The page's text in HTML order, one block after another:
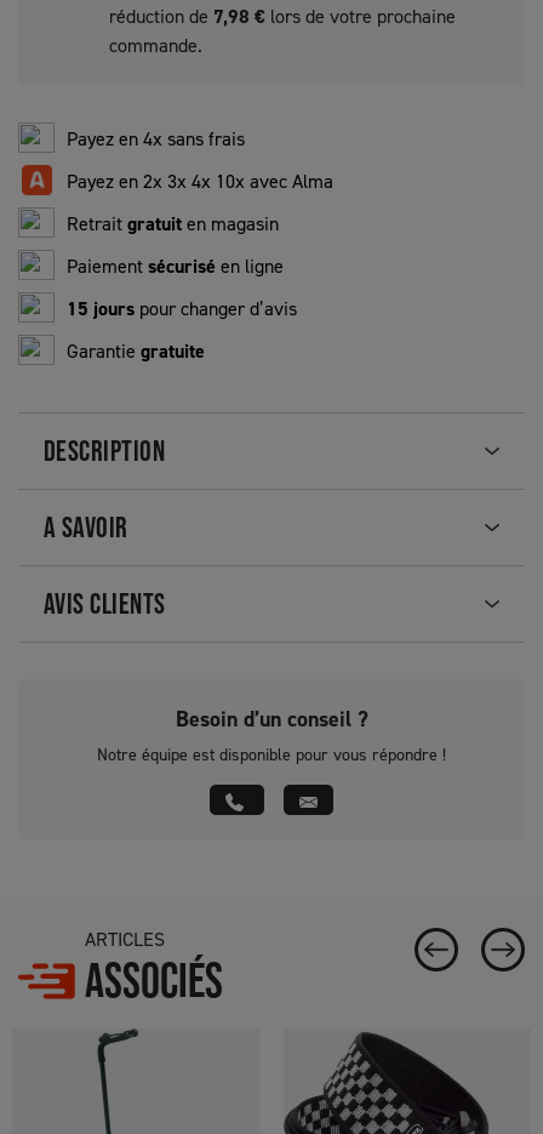
réduction de 7,98 €lors de votre prochaine
commande.
Payez en 4x sans frais
Payez en 2x 3x 4x 10x avec Alma
Retraitgratuiten magasin
Paiementsécurisé en ligne
15 jours pour changer d’avis
Garantie gratuite
DESCRIPTION
A SAVOIR
AVIS CLIENTS
Besoin d’un conseil ?
Notre équipe est disponible pour vous répondre !
ARTICLES
ASSOCIÉS